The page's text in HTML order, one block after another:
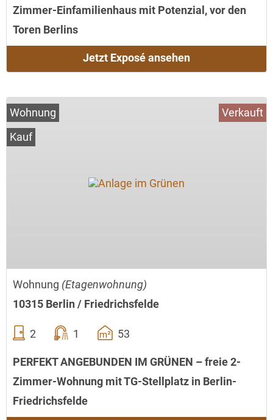
Zimmer-Einfamilienhaus mit Potenzial, vor den
Toren Berlins
Jetzt Exposé ansehen
Wohnung
Kauf
Verkauft
Wohnung (Etagenwohnung)
10315 Berlin / Friedrichsfelde
2 1 53
PERFEKT ANGEBUNDEN IM GRÜNEN – freie 2-
Zimmer-Wohnung mit TG-Stellplatz in Berlin-
Friedrichsfelde